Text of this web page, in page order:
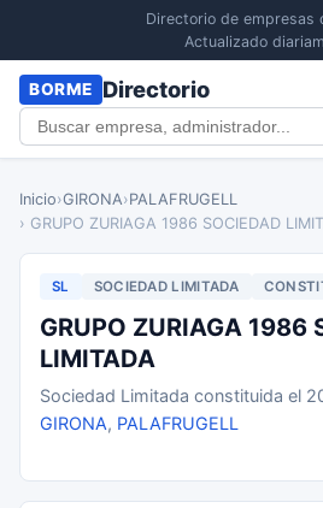
Directorio de empresas
Actualizado
BORME Directorio
Inicio›GIRONA›PALAFRUGELL
› GRUPO ZURIAGA 1986 SOCIEDAD
SL SOCIEDAD LIMITADA
GRUPO ZURIAGA 1986
LIMITADA
Sociedad Limitada constituida el
GIRONA, PALAFRUGELL